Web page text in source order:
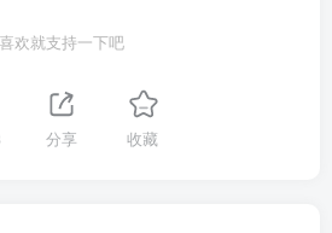
喜欢就支持一下吧
分享 收藏